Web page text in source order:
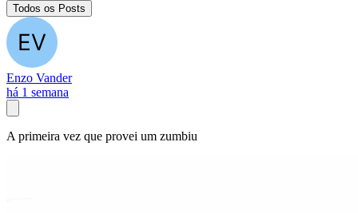
Todos os Posts
Enzo Vander
há 1 semana
A primeira vez que provei um zumbiu